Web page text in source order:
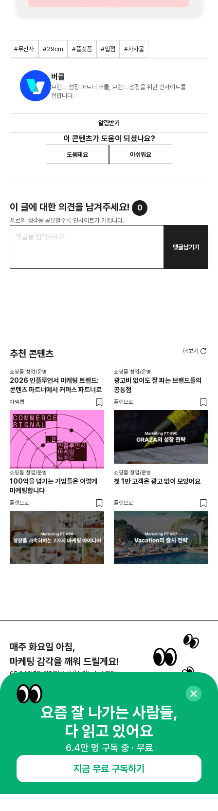
#무신사 #29cm #플랫폼 #입점 #자사몰
버클
브랜드 성장 파트너 버클, 브랜드 성장을 위한 인사이트를
전합니다.
알림받기
이 콘텐츠가 도움이 되셨나요?
도움돼요 아쉬워요
이 글에 대한 의견을 남겨주세요! 0
서로의 생각을 공유할수록 인사이트가 커집니다.
댓글남기기
추천 콘텐츠 더보기
쇼핑몰 창업/운영
2026 인플루언서 마케팅 트렌드:
콘텐츠 파트너에서 커머스 파트너로
아임웹
쇼핑몰 창업/운영
광고비 없이도 잘 파는 브랜드들의
공통점
플랜브로
쇼핑몰 창업/운영
100억을 넘기는 기업들은 이렇게
마케팅합니다
플랜브로
쇼핑몰 창업/운영
첫 1만 고객은 광고 없이 모았어요
플랜브로
매주 화요일 아침,
마케팅 감각을 깨워 드릴게요!
65,043명의 마케터를 성장시키는 뉴스레터
뉴스레터 구독하기
공지사항 제휴문의
인사이터 신청
뉴스레터
광고안내
요즘 잘 나가는 사람들,
다 읽고 있어요
6.4만 명 구독 중 · 무료
지금 무료 구독하기